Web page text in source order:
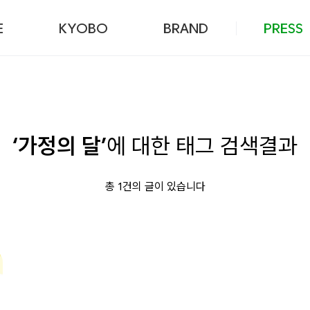
KYOBO BRAND PRESS
‘가정의 달’에 대한 태그 검색결과
총 1건의 글이 있습니다